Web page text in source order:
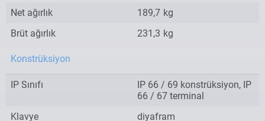
Net ağırlık
189,7 kg
Brüt ağırlık
231,3 kg
Konstrüksiyon
IP Sınıfı
IP 66 / 69 konstrüksiyon, IP
66 / 67 terminal
Klavye
diyafram